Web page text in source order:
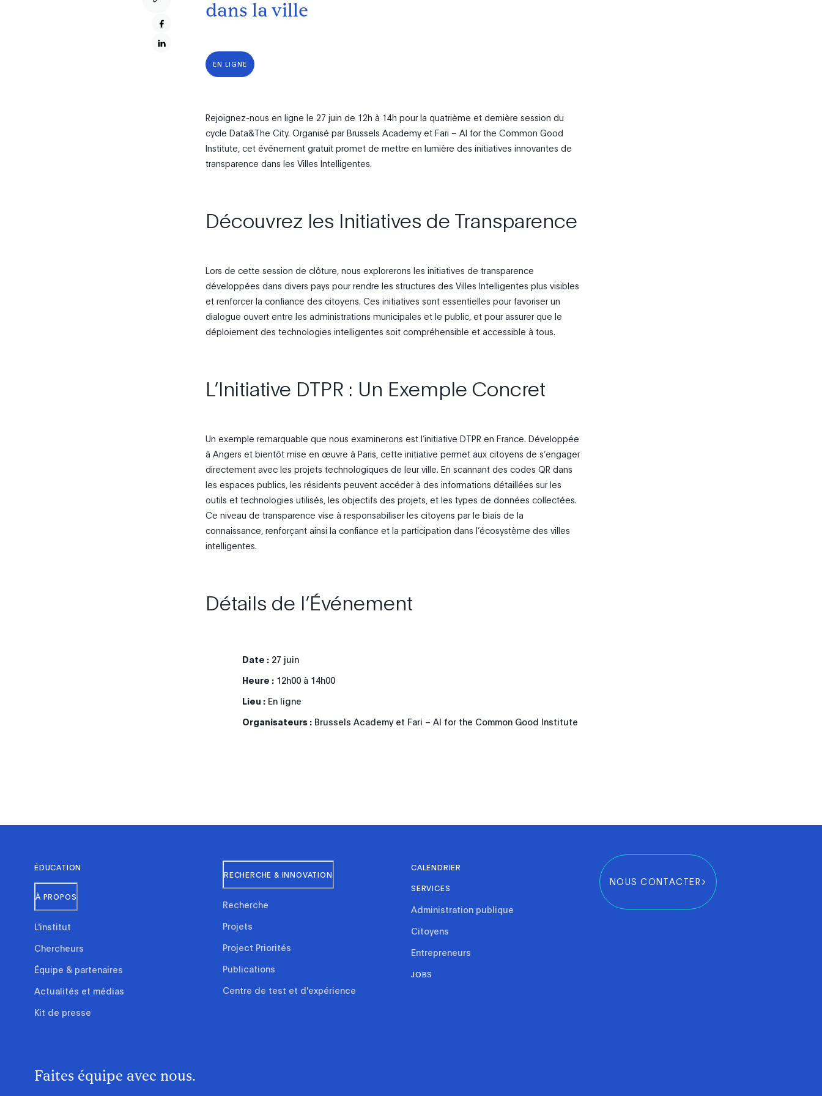
dans la ville
EN LIGNE
Rejoignez-nous en ligne le 27 juin de 12h à 14h pour la quatrième et dernière session du
cycle Data&The City. Organisé par Brussels Academy et Fari – AI for the Common Good
Institute, cet événement gratuit promet de mettre en lumière des initiatives innovantes de
transparence dans les Villes Intelligentes.
Découvrez les Initiatives de Transparence
Lors de cette session de clôture, nous explorerons les initiatives de transparence
développées dans divers pays pour rendre les structures des Villes Intelligentes plus visibles
et renforcer la confiance des citoyens. Ces initiatives sont essentielles pour favoriser un
dialogue ouvert entre les administrations municipales et le public, et pour assurer que le
déploiement des technologies intelligentes soit compréhensible et accessible à tous.
L’Initiative DTPR : Un Exemple Concret
Un exemple remarquable que nous examinerons est l’initiative DTPR en France. Développée
à Angers et bientôt mise en œuvre à Paris, cette initiative permet aux citoyens de s’engager
directement avec les projets technologiques de leur ville. En scannant des codes QR dans
les espaces publics, les résidents peuvent accéder à des informations détaillées sur les
outils et technologies utilisés, les objectifs des projets, et les types de données collectées.
Ce niveau de transparence vise à responsabiliser les citoyens par le biais de la
connaissance, renforçant ainsi la confiance et la participation dans l’écosystème des villes
intelligentes.
Détails de l’Événement
Date : 27 juin
Heure : 12h00 à 14h00
Lieu : En ligne
Organisateurs : Brussels Academy et Fari – AI for the Common Good Institute
Faites équipe avec nous.
ÉDUCATION
À PROPOS
L'institut
Chercheurs
Équipe & partenaires
Actualités et médias
Kit de presse
RECHERCHE & INNOVATION
Recherche
Projets
Project Priorités
Publications
Centre de test et d'expérience
CALENDRIER
SERVICES
Administration publique
Citoyens
Entrepreneurs
JOBS
NOUS CONTACTER